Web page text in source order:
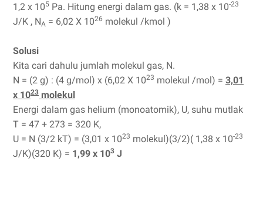
1,2 x 105 Pa. Hitung energi dalam gas. (k = 1,38 x 10-23
J/K , NA = 6,02 X 1026 molekul /kmol )
Solusi
Kita cari dahulu jumlah molekul gas, N.
N = (2 g) : (4 g/mol) x (6,02 X 1023 molekul /mol) = 3,01
x 1023 molekul
Energi dalam gas helium (monoatomik), U, suhu mutlak
T = 47 + 273 = 320 K,
U = N (3/2 kT) = (3,01 x 1023 molekul)(3/2)( 1,38 x 10-23
J/K)(320 K) = 1,99 x 103 J